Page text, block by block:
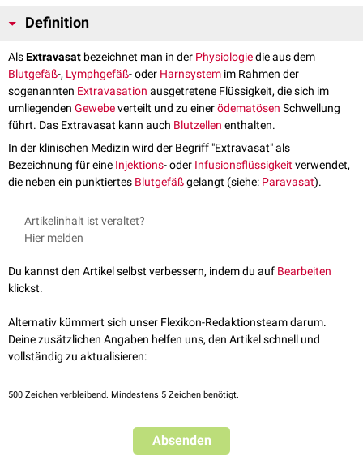
Definition
AlsExtravasat bezeichnet man in der Physiologiedie aus dem
Blutgefäß-, Lymphgefäß- oder Harnsystem im Rahmen der
sogenannten Extravasation ausgetretene Flüssigkeit, die sich im
umliegenden Gewebeverteilt und zu einerödematösen Schwellung
führt. Das Extravasat kann auch Blutzellen enthalten.
In der klinischen Medizin wird der Begriff "Extravasat" als
Bezeichnung für eine Injektions- oder Infusionsflüssigkeitverwendet,
die neben ein punktiertes Blutgefäßgelangt (siehe: Paravasat).
Artikelinhalt ist veraltet?
Hier melden
Du kannst den Artikel selbst verbessern, indem du auf Bearbeiten
klickst.
Alternativ kümmert sich unser Flexikon-Redaktionsteam darum.
Deine zusätzlichen Angaben helfen uns, den Artikel schnell und
vollständig zu aktualisieren:
500 Zeichen verbleibend. Mindestens 5 Zeichen benötigt.
Absenden